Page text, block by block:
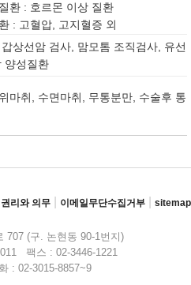
환 : 호르몬 이상 질환
: 고혈압, 고지혈증 외
상선암 검사, 맘모톰 조직검사, 유선
양성질환
마취, 수면마취, 무통분만, 수술후 통
리와 의무 이메일무단수집거부 sitemap
707 (구. 논현동 90-1번지)
팩스 : 02-3446-1221
: 02-3015-8857~9